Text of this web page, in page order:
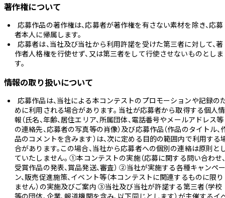
著作権について
応募作品の著作権は、応募者が著作権を有さない素材を除き、応募
者本人に帰属します。
応募者は、当社及び当社から利用許諾を受けた第三者に対して、著
作者人格権を行使せず、又は第三者をして行使させないものとしま
す。
情報の取り扱いについて
応募作品は、当社による本コンテストのプロモーションや記録の
めに利用される場合があります。 当社が応募者から取得する個人情
報（氏名、年齢、居住エリア、所属団体、電話番号やメールアドレス等
の連絡先、応募者の写真等の肖像）及び応募作品（作品のタイトル、
品のコメントを含みます）は、次に定める目的の範囲内で利用する
合があります。この場合、当社から応募者への個別の連絡は原則と
ていたしません。 ①本コンテストの実施（応募に関する問い合わせ
受賞作品の発表、賞品発送、審査） ②当社が実施する各種キャンペ
ン、販売促進施策、イベント等（本コンテストに関連するものに限り
ません）の実施及びご案内 ③当社及び当社が許諾する第三者（学校